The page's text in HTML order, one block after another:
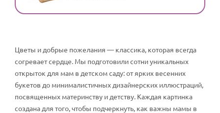
Цветы и добрые пожелания — классика, которая всегда
согревает сердце. Мы подготовили сотни уникальных
открыток для мам в детском саду: от ярких весенних
букетов до минималистичных дизайнерских иллюстраций,
посвященных материнству и детству. Каждая картинка
создана для того, чтобы подчеркнуть, как важны мамы в